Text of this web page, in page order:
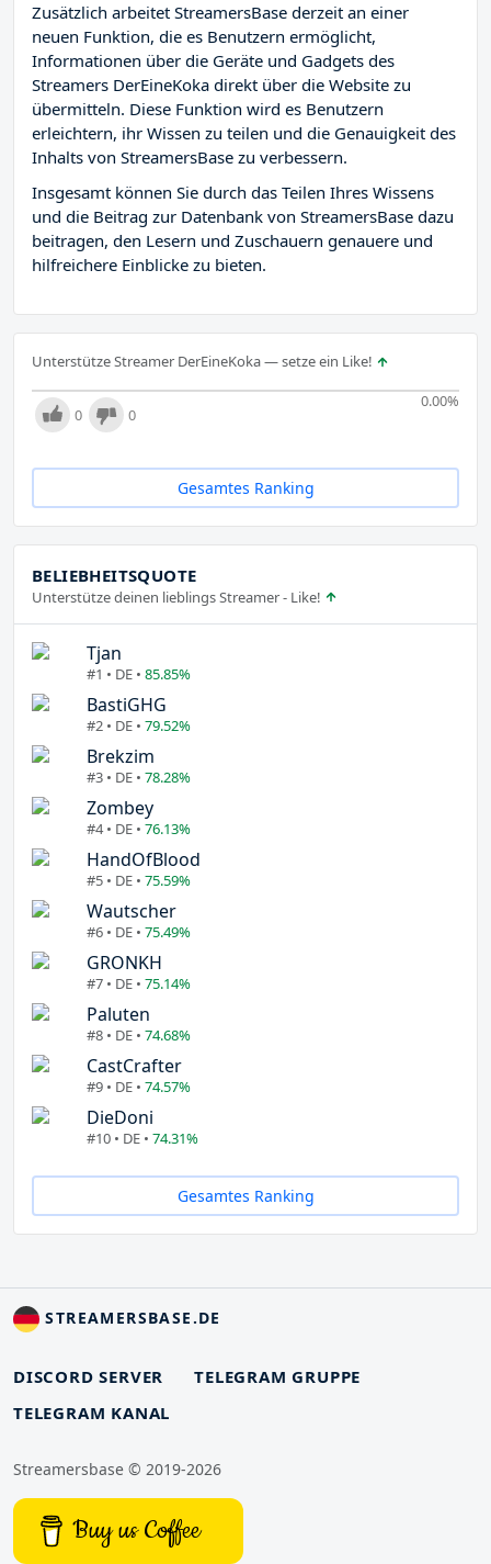
Zusätzlich arbeitet StreamersBase derzeit an einer
neuen Funktion, die es Benutzern ermöglicht,
Informationen über die Geräte und Gadgets des
Streamers DerEineKoka direkt über die Website zu
übermitteln. Diese Funktion wird es Benutzern
erleichtern, ihr Wissen zu teilen und die Genauigkeit des
Inhalts von StreamersBase zu verbessern.
Insgesamt können Sie durch das Teilen Ihres Wissens
und die Beitrag zur Datenbank von StreamersBase dazu
beitragen, den Lesern und Zuschauern genauere und
hilfreichere Einblicke zu bieten.
Unterstütze Streamer DerEineKoka — setze ein Like!
0.00%
0 0
Gesamtes Ranking
BELIEBHEITSQUOTE
Unterstütze deinen lieblings Streamer - Like!
Tjan
#1 • DE • 85.85%
BastiGHG
#2 • DE • 79.52%
Brekzim
#3 • DE • 78.28%
Zombey
#4 • DE • 76.13%
HandOfBlood
#5 • DE • 75.59%
Wautscher
#6 • DE • 75.49%
GRONKH
#7 • DE • 75.14%
Paluten
#8 • DE • 74.68%
CastCrafter
#9 • DE • 74.57%
DieDoni
#10 • DE • 74.31%
Gesamtes Ranking
STREAMERSBASE.DE
DISCORD SERVER
TELEGRAM GRUPPE
TELEGRAM KANAL
Streamersbase © 2019-2026
Buy us Coffee